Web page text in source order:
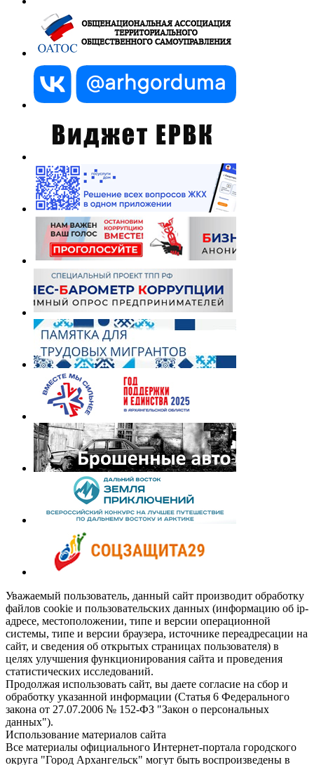
Уважаемый пользователь, данный сайт производит обработку
файлов cookie и пользовательских данных (информацию об ip-
адресе, местоположении, типе и версии операционной
системы, типе и версии браузера, источнике переадресации на
сайт, и сведения об открытых страницах пользователя) в
целях улучшения функционирования сайта и проведения
статистических исследований.
Продолжая использовать сайт, вы даете согласие на сбор и
обработку указанной информации (Статья 6 Федерального
закона от 27.07.2006 № 152-ФЗ "Закон о персональных
данных").
Использование материалов сайта
Все материалы официального Интернет-портала городского
округа "Город Архангельск" могут быть воспроизведены в